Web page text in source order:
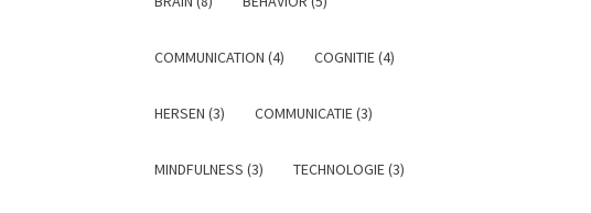
COMMUNICATION (4) COGNITIE (4)
HERSEN (3) COMMUNICATIE (3)
MINDFULNESS (3) TECHNOLOGIE (3)